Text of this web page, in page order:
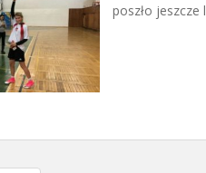
poszło jeszcze